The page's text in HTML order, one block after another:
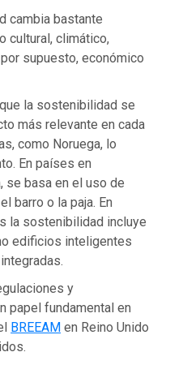
cambia bastante
cultural, climático,
supuesto, económico
la sostenibilidad se
más relevante en cada
como Noruega, lo
En países en
se basa en el uso de
barro o la paja. En
la sostenibilidad incluye
edificios inteligentes
y
papel fundamental en
BREEAM en Reino Unido